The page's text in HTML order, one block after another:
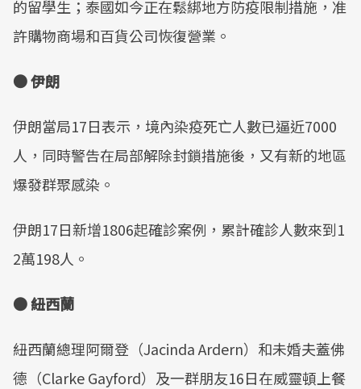
的留學生；泰國如今正在鬆綁地方防疫限制措施，准
許購物商場和百貨公司恢復營業。
● 伊朗
伊朗當局17日表示，境內染疫死亡人數已逼近7000
人，同時警告在局部解除封鎖措施後，又有新的地區
爆發群聚感染。
伊朗17日新增1806起確診案例，累計確診人數來到1
2萬198人。
● 紐西蘭
紐西蘭總理阿爾登（Jacinda Ardern）和未婚夫蓋佛
德（Clarke Gayford）及一群朋友16日在威靈頓上餐